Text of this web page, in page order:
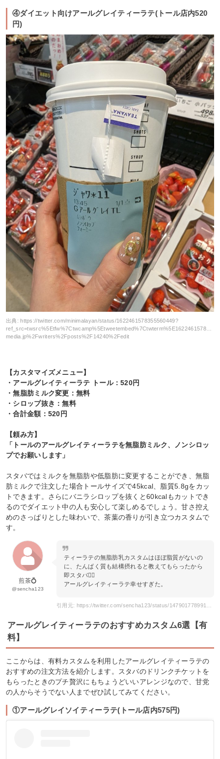
④ダイエット向けアールグレイティーラテ(トール店内520
円)
出典:https://twitter.com/minimalayan/status/1622461578355560449?
media.jp%2Fwriters%2Fposts%2F14240%2Fedit
【カスタマイズメニュー】
・アールグレイティーラテ トール：520円
・無脂肪ミルク変更：無料
・シロップ抜き：無料
・合計金額：520円
【頼み方】
「トールのアールグレイティーラテを無脂肪ミルク、ノンシロッ
プでお願いします」
スタバではミルクを無脂肪や低脂肪に変更することができ、無脂
肪ミルクで注文した場合トールサイズで45kcal、脂質5.8gをカッ
トできます。さらにバニラシロップを抜くと60kcalもカットでき
るのでダイエット中の人も安心して楽しめるでしょう。甘さ控え
めのさっぱりとした味わいで、茶葉の香りが引き立つカスタムで
す。
煎茶💍
@sencha123
ティーラテの無脂肪乳カスタムはほぼ脂質がないの
に、たんぱく質も結構摂れると教えてもらったから
即スタバ🏃‍♂️
アールグレイティーラテ幸せすぎた。
アールグレイティーラテのおすすめカスタム6選【有
料】
ここからは、有料カスタムを利用したアールグレイティーラテの
おすすめの注文方法を紹介します。スタバのドリンクチケットを
もらったときのプチ贅沢にもちょうどいいアレンジなので、甘党
の人からそうでない人までぜひ試してみてください。
①アールグレイソイティーラテ(トール店内575円)